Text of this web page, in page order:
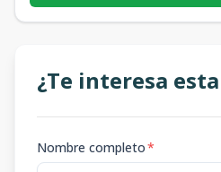
¿Te interesa
Nombre completo*